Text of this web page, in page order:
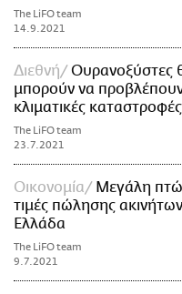
The LiFO team
14.9.2021
Διεθνή
Ουρανοξύστες
μπορούν να
κλιματικές καταστροφές
The LiFO team
23.7.2021
Οικονομία
Μεγάλη
τιμές πώλησης
Ελλάδα
The LiFO team
9.7.2021